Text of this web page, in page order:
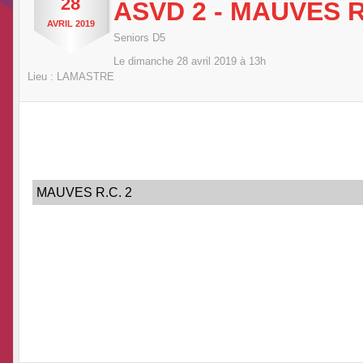
AVRIL 2019 ASVD 2 - MAUVES
Seniors D5
Le dimanche 28 avril 2019 à 13h
Lieu : LAMASTRE
MAUVES R.C. 2